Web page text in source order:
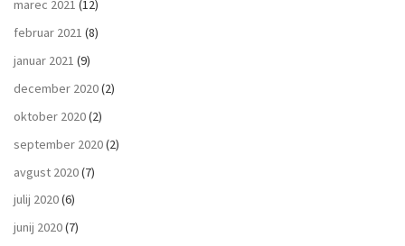
marec 2021 (12)
februar 2021 (8)
januar 2021 (9)
december 2020(2)
oktober 2020(2)
september 2020(2)
avgust 2020(7)
julij 2020(6)
junij 2020(7)